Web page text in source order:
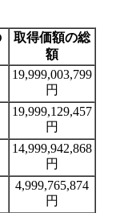
取得価額の総
額
19,999,003,799
円
19,999,129,457
円
14,999,942,868
円
4,999,765,874
円